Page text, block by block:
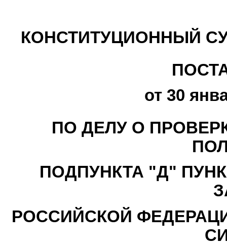
КОНСТИТУЦИОННЫЙ
от 30
ПО ДЕЛУ О
ПОДПУНКТА "Д"
РОССИЙСКОЙ